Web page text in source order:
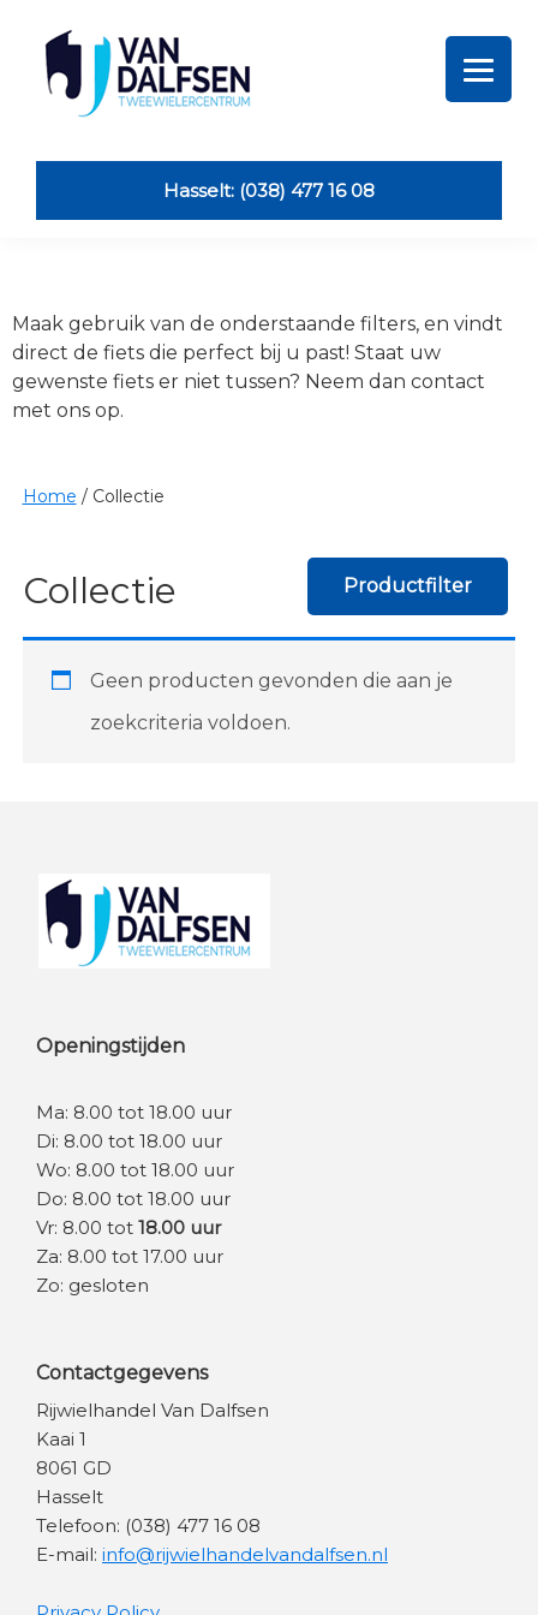
primary
navigation
primary
footer
Dalfsen
TweewielersHasselt: (038) 477 16 08
Maak gebruik van de onderstaande filters, en vindt
direct de fiets die perfect bij u past! Staat uw
gewenste fiets er niet tussen? Neem dan contact
met ons op.
Productfilter
Home / Collectie
Collectie
Geen producten gevonden die aan je
zoekcriteria voldoen.
Footer
Openingstijden
Ma: 8.00 tot 18.00 uur
Di: 8.00 tot 18.00 uur
Wo: 8.00 tot 18.00 uur
Do: 8.00 tot 18.00 uur
Vr: 8.00 tot 18.00 uur
Za: 8.00 tot 17.00 uur
Zo: gesloten
Contactgegevens
Rijwielhandel Van Dalfsen
Kaai 1
8061 GD
Hasselt
Telefoon: (038) 477 16 08
E-mail: info@rijwielhandelvandalfsen.nl